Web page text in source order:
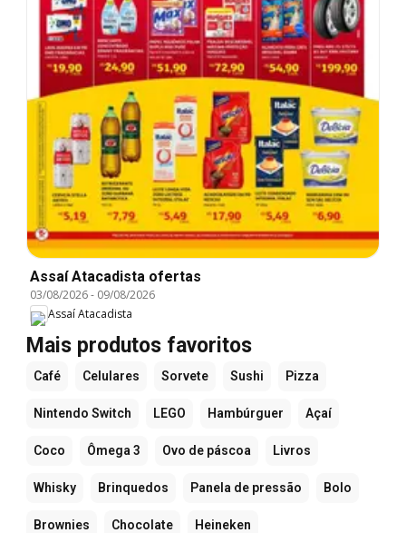
Assaí Atacadista ofertas
03/08/2026- 09/08/2026
Assaí Atacadista
Mais produtos favoritos
Café Celulares Sorvete Sushi Pizza
Nintendo Switch LEGO Hambúrguer Açaí
Coco Ômega 3 Ovo de páscoa Livros
Whisky Brinquedos Panela de pressão Bolo
Brownies Chocolate Heineken